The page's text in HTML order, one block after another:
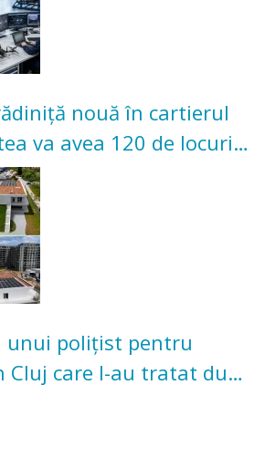
nouă în cartierul
va avea 120 de locuri
unui polițist pentru
Cluj care l-au tratat după